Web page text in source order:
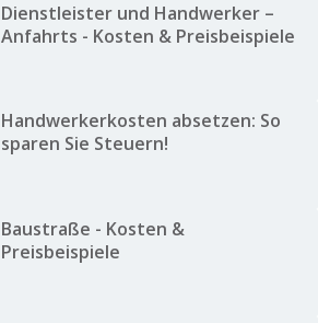
Dienstleister und Handwerker –
Anfahrts - Kosten & Preisbeispiele
Handwerkerkosten absetzen: So
sparen Sie Steuern!
Baustraße - Kosten &
Preisbeispiele